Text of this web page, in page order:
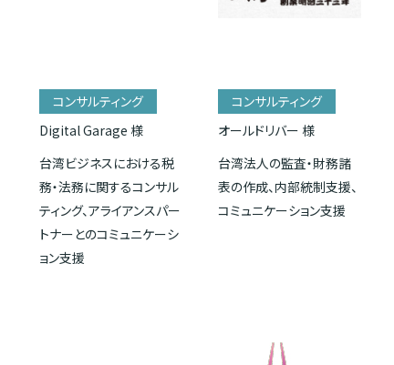
コンサルティング
Digital Garage 様
台湾ビジネスにおける税
務・法務に関するコンサル
ティング、アライアンスパー
トナーとのコミュニケーシ
ョン支援
コンサルティング
オールドリバー 様
台湾法人の監査・財務諸
表の作成、内部統制支援、
コミュニケーション支援